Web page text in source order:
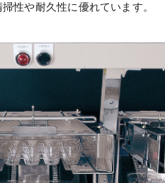
性や耐久性に優れています。